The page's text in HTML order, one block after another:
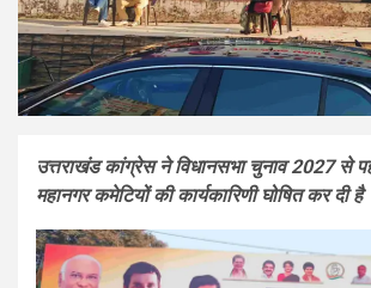
उत्तराखंड कांग्रेस ने विधानसभा चुनाव 2027 से
महानगर कमेटियों की कार्यकारिणी घोषित कर दी है